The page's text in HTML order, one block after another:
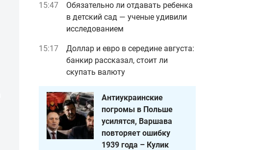
15:47
Обязательно ли отдавать ребенка
в детский сад — ученые удивили
исследованием
15:17
Доллар и евро в середине августа:
банкир рассказал, стоит ли
скупать валюту
Антиукраинские
погромы в Польше
усилятся, Варшава
повторяет ошибку
1939 года – Кулик